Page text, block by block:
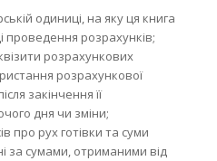
одиниці, на яку ця книга
проведення розрахунків;
розрахункових
розрахункової
закінчення її
дня чи зміни;
про рух готівки та суми
за сумами, отриманими від